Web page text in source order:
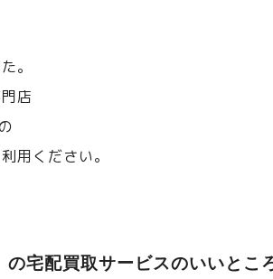
。
店
の
用ください。
宅配買取サービスのいいとこ